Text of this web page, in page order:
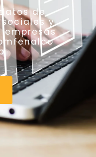
de
y
empresas